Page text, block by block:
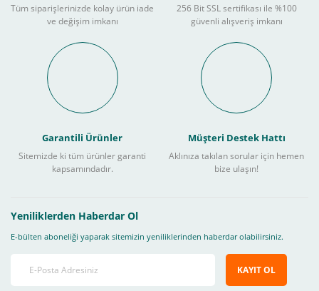
Tüm siparişlerinizde kolay ürün iade
ve değişim imkanı
256 Bit SSL sertifikası ile %100
güvenli alışveriş imkanı
Garantili Ürünler
Sitemizde ki tüm ürünler garanti
kapsamındadır.
Müşteri Destek Hattı
Aklınıza takılan sorular için hemen
bize ulaşın!
Yeniliklerden Haberdar Ol
E-bülten aboneliği yaparak sitemizin yeniliklerinden haberdar olabilirsiniz.
KAYIT OL